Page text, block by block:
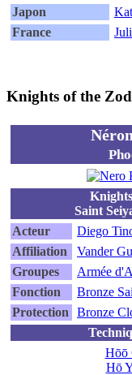
Japon
France
Knights of the
Saint
Acteur
Diego
Affiliation
Vander
Groupes
Armée
Fonction
Bronze
Protection
Bronze
Hōō
Hō